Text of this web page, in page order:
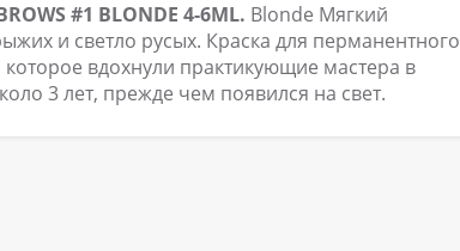
#1 BLONDE 4-6ML. Blonde Мягкий
и светло русых. Краска для перманентного
вдохнули практикующие мастера в
3 лет, прежде чем появился на свет.